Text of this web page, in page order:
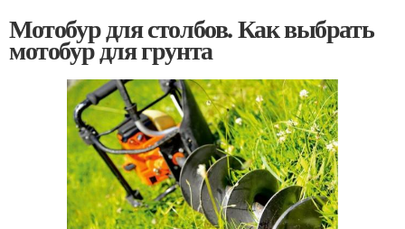
Мотобур для столбов. Как выбрать
мотобур для грунта